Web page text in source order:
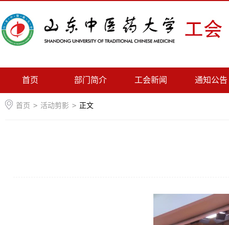
首页 部门简介 工会新闻 通知公告
首页 > 活动剪影 > 正文